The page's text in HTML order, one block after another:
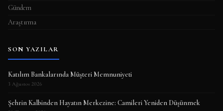
Gündem
Araştırma
SON YAZILAR
Katılım Bankalarında Müşteri Memnuniyeti
3 Ağustos 2026
Şehrin Kalbinden Hayatın Merkezine: Camileri Yeniden Düşünmek